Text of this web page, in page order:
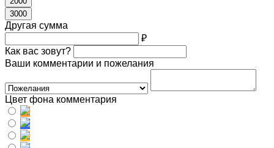
3000
Другая сумма
₽
Как вас зовут?
Ваши комментарии и пожелания
Цвет фона комментария